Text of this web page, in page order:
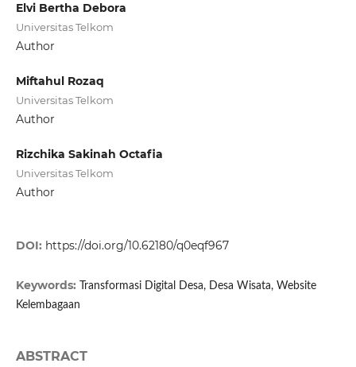
Elvi Bertha Debora
Universitas Telkom
Author
Miftahul Rozaq
Universitas Telkom
Author
Rizchika Sakinah Octafia
Universitas Telkom
Author
DOI: https://doi.org/10.62180/q0eqf967
Keywords:
Transformasi Digital Desa, Desa Wisata, Website
Kelembagaan
ABSTRACT